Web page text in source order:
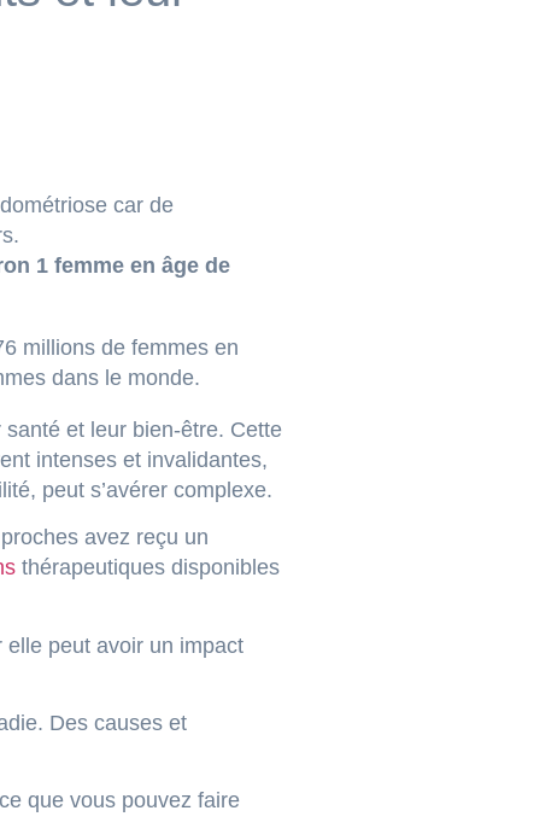
car de
1 femme en âge de
millions de femmes en
dans le monde.
et leur bien-être. Cette
intenses et invalidantes,
peut s’avérer complexe.
avez reçu un
thérapeutiques disponibles
peut avoir un impact
Des causes et
que vous pouvez faire